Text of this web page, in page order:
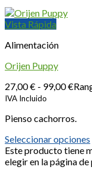
Vista Rápida
Alimentación
Orijen Puppy
27,00€ - 99,00€
IVA Incluido
Pienso cachorros.
Seleccionar opciones
Este producto tiene
elegir en la página